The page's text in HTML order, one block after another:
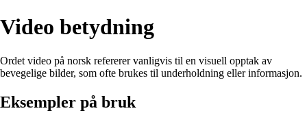
Video betydning
Ordet video på norsk refererer vanligvis til en visuell opptak av
bevegelige bilder, som ofte brukes til underholdning eller informasjon.
Eksempler på bruk